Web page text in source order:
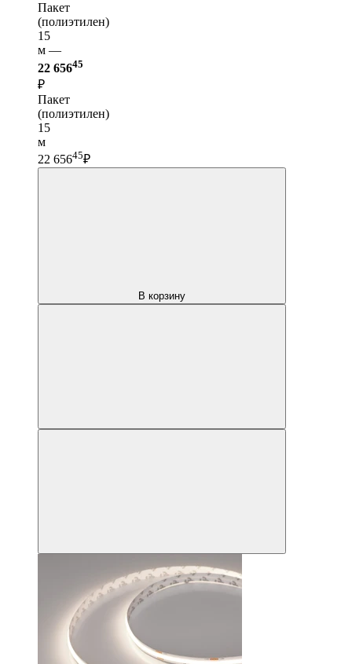
Пакет
(полиэтилен)
15
м —
22 65645
₽
Пакет
(полиэтилен)
15
м
22 65645₽
В корзину